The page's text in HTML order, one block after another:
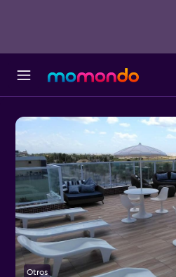
Otros